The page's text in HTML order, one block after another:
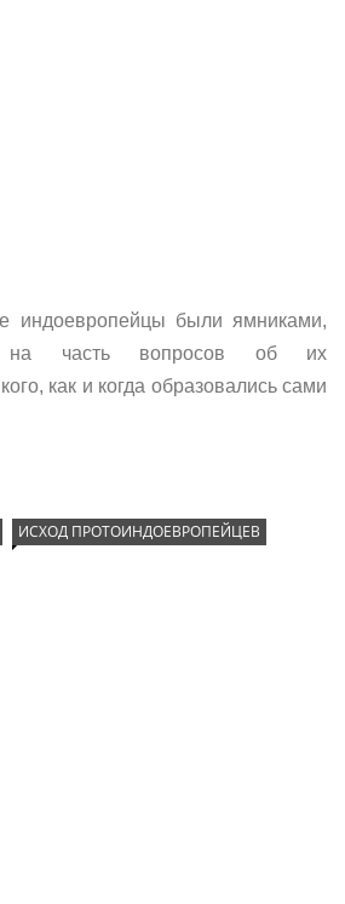
индоевропейцы были ямниками,
на часть вопросов об их
как и когда образовались сами
ИСХОД ПРОТОИНДОЕВРОПЕЙЦЕВ